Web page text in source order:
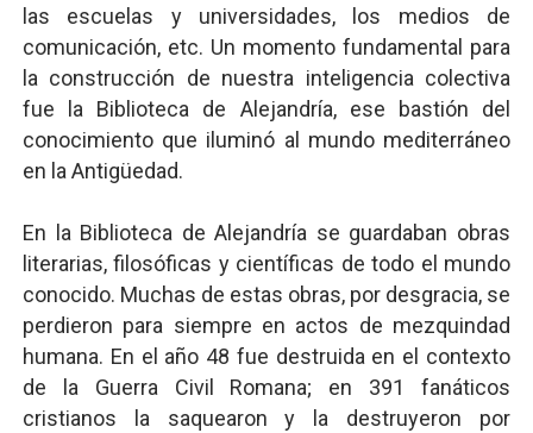
Definiendo: ¿Qué es el fascismo?
Panorama del nuevo fascismo mundial: Verano de 2026
Llévenmelo fuchachos: El adiós a 'THE BOYS'
las escuelas y universidades, los medios de
comunicación, etc. Un momento fundamental para
la construcción de nuestra inteligencia colectiva
fue la Biblioteca de Alejandría, ese bastión del
conocimiento que iluminó al mundo mediterráneo
en la Antigüedad.
En la Biblioteca de Alejandría se guardaban obras
literarias, filosóficas y científicas de todo el mundo
conocido. Muchas de estas obras, por desgracia, se
perdieron para siempre en actos de mezquindad
humana. En el año 48 fue destruida en el contexto
de la Guerra Civil Romana; en 391 fanáticos
cristianos la saquearon y la destruyeron por